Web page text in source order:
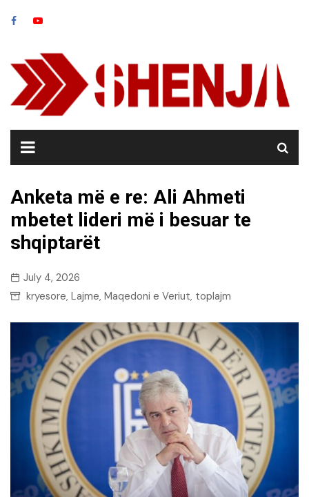
Anketa më e re: Ali Ahmeti
mbetet lideri më i besuar te
shqiptarët
July 4, 2026
kryesore, Lajme, Maqedoni e Veriut, toplajm